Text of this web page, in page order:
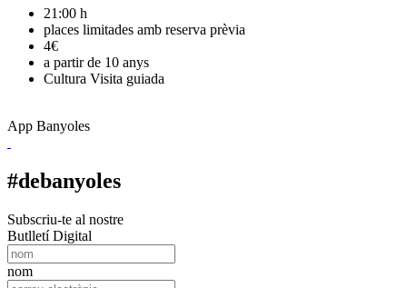
21:00 h
places limitades amb reserva prèvia
4€
a partir de 10 anys
Cultura Visita guiada
App Banyoles
#debanyoles
Subscriu-te al nostre
Butlletí Digital
nom